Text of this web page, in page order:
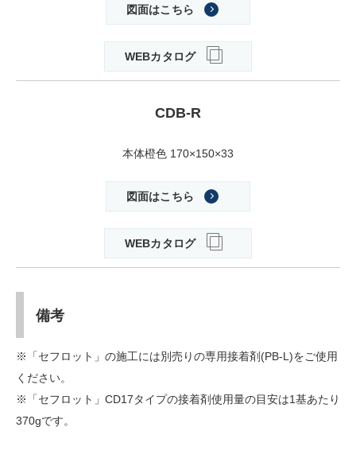
図面はこちら
WEBカタログ
CDB-R
本体橙色 170×150×33
図面はこちら
WEBカタログ
備考
※「セフロット」の施工には別売りの専用接着剤(PB-L)をご使用
ください。
※「セフロット」CD17タイプの接着剤使用量の目安は1基あたり
370gです。